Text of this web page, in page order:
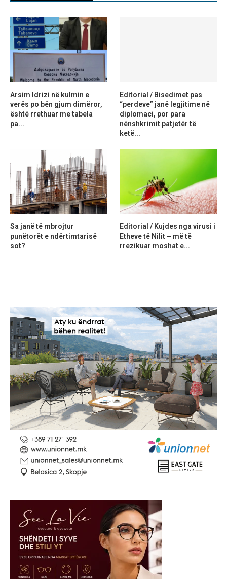
Arsim Idrizi në kulmin e
verës po bën gjum dimëror,
është rrethuar me tabela
pa...
Editorial / Bisedimet pas
“perdeve” janë legjitime në
diplomaci, por para
nënshkrimit patjetër të
ketë...
Sa janë të mbrojtur
punëtorët e ndërtimtarisë
sot?
Editorial / Kujdes nga virusi i
Etheve të Nilit – më të
rrezikuar moshat e...